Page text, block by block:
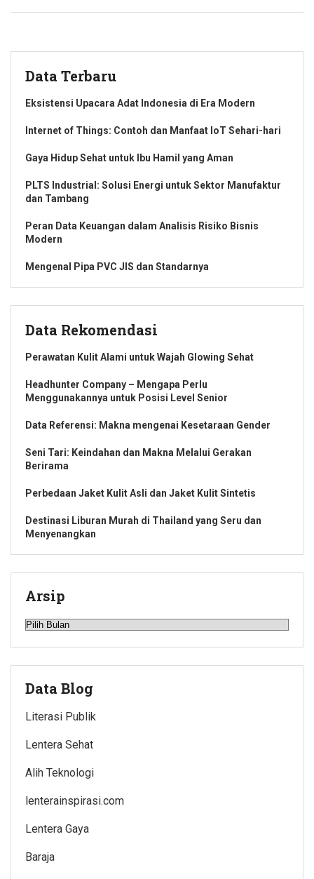
Data Terbaru
Eksistensi Upacara Adat Indonesia di Era Modern
Internet of Things: Contoh dan Manfaat IoT Sehari-hari
Gaya Hidup Sehat untuk Ibu Hamil yang Aman
PLTS Industrial: Solusi Energi untuk Sektor Manufaktur
dan Tambang
Peran Data Keuangan dalam Analisis Risiko Bisnis
Modern
Mengenal Pipa PVC JIS dan Standarnya
Data Rekomendasi
Perawatan Kulit Alami untuk Wajah Glowing Sehat
Headhunter Company – Mengapa Perlu
Menggunakannya untuk Posisi Level Senior
Data Referensi: Makna mengenai Kesetaraan Gender
Seni Tari: Keindahan dan Makna Melalui Gerakan
Berirama
Perbedaan Jaket Kulit Asli dan Jaket Kulit Sintetis
Destinasi Liburan Murah di Thailand yang Seru dan
Menyenangkan
Arsip
Arsip
Data Blog
Literasi Publik
Lentera Sehat
Alih Teknologi
lenterainspirasi.com
Lentera Gaya
Baraja